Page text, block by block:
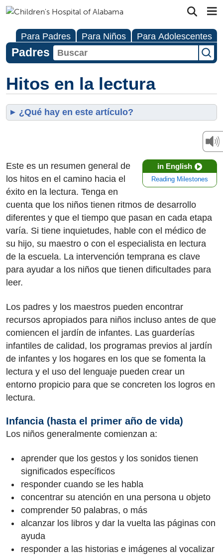
Para Padres Para Niños Para Adolescentes
Padres
Hitos en la lectura
¿Qué hay en este artículo?
in English
Reading Milestones
Este es un resumen general de
los hitos en el camino hacia el
éxito en la lectura. Tenga en
cuenta que los niños tienen ritmos de desarrollo
diferentes y que el tiempo que pasan en cada etapa
varía. Si tiene inquietudes, hable con el médico de
su hijo, su maestro o con el especialista en lectura
de la escuela. La intervención temprana es clave
para ayudar a los niños que tienen dificultades para
leer.
Los padres y los maestros pueden encontrar
recursos apropiados para niños incluso antes de que
comiencen el jardín de infantes. Las guarderías
infantiles de calidad, los programas previos al jardín
de infantes y los hogares en los que se fomenta la
lectura y el uso del lenguaje pueden crear un
entorno propicio para que se concreten los logros en
lectura.
Infancia (hasta el primer año de vida)
Los niños generalmente comienzan a:
aprender que los gestos y los sonidos tienen
significados específicos
responder cuando se les habla
concentrar su atención en una persona u objeto
comprender 50 palabras, o más
alcanzar los libros y dar la vuelta las páginas con
ayuda
responder a las historias e imágenes al vocalizar